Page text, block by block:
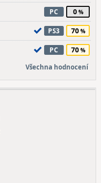
PC 0
PS3 70
PC 70
Všechna hodnocení